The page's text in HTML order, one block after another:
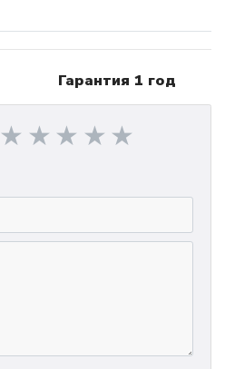
Гарантия 1 год